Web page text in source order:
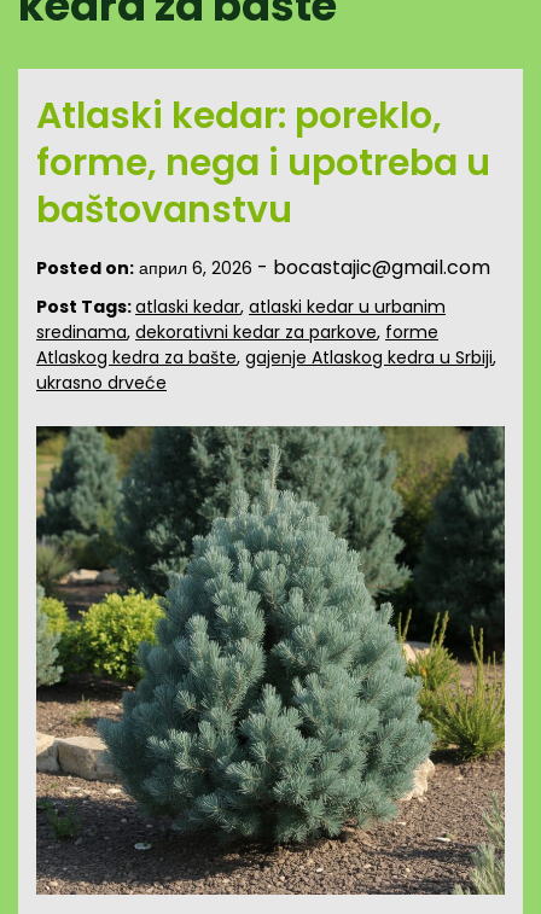
Atlaski kedar: poreklo,
forme, nega i upotreba u
baštovanstvu
Posted on: април 6, 2026 - bocastajic@gmail.com
Post Tags:atlaski kedar, atlaski kedar u urbanim
sredinama, dekorativni kedar za parkove, forme
Atlaskog kedra za bašte, gajenje Atlaskog kedra u Srbiji,
ukrasno drveće